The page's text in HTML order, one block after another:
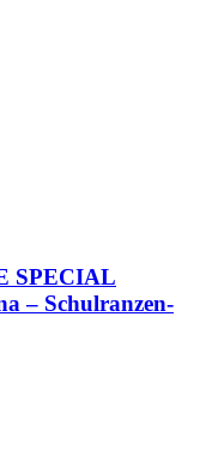
SPECIAL
– Schulranzen-